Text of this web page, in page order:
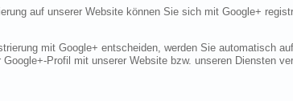
auf unserer Website können Sie sich mit Google+
mit Google+ entscheiden, werden Sie automatisch
Profil mit unserer Website bzw. unseren Diensten